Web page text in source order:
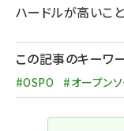
ハードルが高いこ
この記事のキーワ
#OSPO #オープン